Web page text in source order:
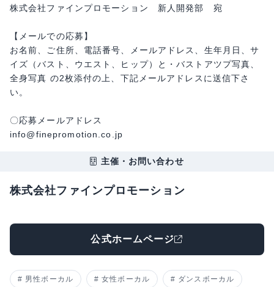
株式会社ファインプロモーション 新人開発部 宛
【メールでの応募】
お名前、ご住所、電話番号、メールアドレス、生年月日、サ
イズ（バスト、ウエスト、ヒップ）と・バストアツプ写真、
全身写真 の2枚添付の上、下記メールアドレスに送信下さ
い。
〇応募メールアドレス
info@finepromotion.co.jp
主催・お問い合わせ
株式会社ファインプロモーション
公式ホームページ
男性ボーカル 女性ボーカル ダンスボーカル